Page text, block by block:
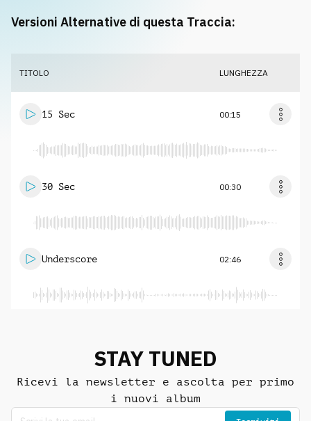
Versioni Alternative di questa Traccia:
TITOLO LUNGHEZZA
15 Sec 00:15
30 Sec 00:30
Underscore 02:46
STAY TUNED
Ricevi la newsletter e ascolta per primo
i nuovi album